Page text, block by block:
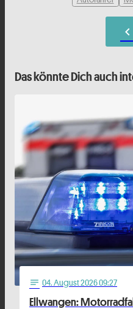
chevron_left
Das könnte Dich auch
notes 04. August 2026 09:27
Ellwangen: